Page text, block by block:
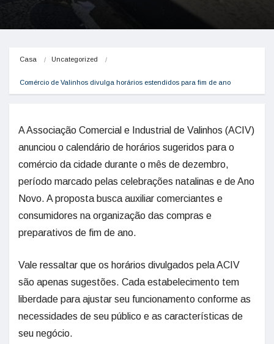
Casa Uncategorized
Comércio de Valinhos divulga horários estendidos para fim de ano
A Associação Comercial e Industrial de Valinhos (ACIV)
anunciou o calendário de horários sugeridos para o
comércio da cidade durante o mês de dezembro,
período marcado pelas celebrações natalinas e de Ano
Novo. A proposta busca auxiliar comerciantes e
consumidores na organização das compras e
preparativos de fim de ano.
Vale ressaltar que os horários divulgados pela ACIV
são apenas sugestões. Cada estabelecimento tem
liberdade para ajustar seu funcionamento conforme as
necessidades de seu público e as características de
seu negócio.